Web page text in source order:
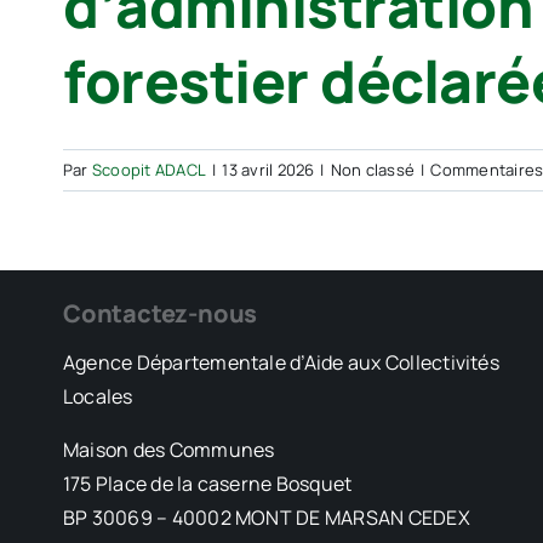
forestier
Par Scoopit ADACL | 13 avril 2026 | Non classé |
Contactez-nous
Agence Départementale d’Aide aux Collectivités
Locales
Maison des Communes
175 Place de la caserne Bosquet
BP 30069 – 40002 MONT DE MARSAN CEDEX